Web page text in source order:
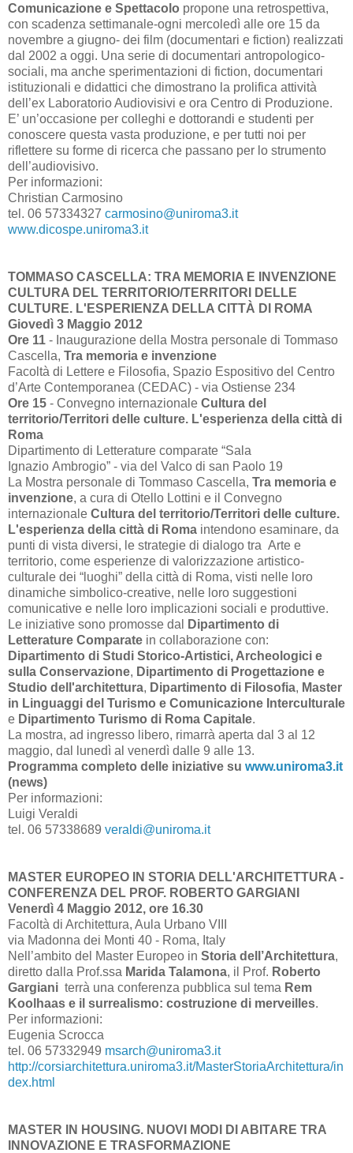
Comunicazione e Spettacolo propone una retrospettiva,
con scadenza settimanale-ogni mercoledì alle ore 15 da
novembre a giugno- dei film (documentari e fiction) realizzati
dal 2002 a oggi. Una serie di documentari antropologico-
sociali, ma anche sperimentazioni di fiction, documentari
istituzionali e didattici che dimostrano la prolifica attività
dell’ex Laboratorio Audiovisivi e ora Centro di Produzione.
E’ un’occasione per colleghi e dottorandi e studenti per
conoscere questa vasta produzione, e per tutti noi per
riflettere su forme di ricerca che passano per lo strumento
dell’audiovisivo.
Per informazioni:
Christian Carmosino
tel. 06 57334327 carmosino@uniroma3.it
www.dicospe.uniroma3.it
TOMMASO CASCELLA: TRA MEMORIA E INVENZIONE
CULTURA DEL TERRITORIO/TERRITORI DELLE
CULTURE. L'ESPERIENZA DELLA CITTÀ DI ROMA
Giovedì 3 Maggio 2012
Ore 11 - Inaugurazione della Mostra personale di Tommaso
Cascella, Tra memoria e invenzione
Facoltà di Lettere e Filosofia, Spazio Espositivo del Centro
d’Arte Contemporanea (CEDAC) - via Ostiense 234
Ore 15 - Convegno internazionale Cultura del
territorio/Territori delle culture. L'esperienza della città di
Roma
Dipartimento di Letterature comparate “Sala
Ignazio Ambrogio” - via del Valco di san Paolo 19
La Mostra personale di Tommaso Cascella, Tra memoria e
invenzione, a cura di Otello Lottini e il Convegno
internazionale Cultura del territorio/Territori delle culture.
L'esperienza della città di Roma intendono esaminare, da
punti di vista diversi, le strategie di dialogo tra Arte e
territorio, come esperienze di valorizzazione artistico-
culturale dei “luoghi” della città di Roma, visti nelle loro
dinamiche simbolico-creative, nelle loro suggestioni
comunicative e nelle loro implicazioni sociali e produttive.
Le iniziative sono promosse dal
Dipartimento di
Letterature Comparate in collaborazione con:
Dipartimento di Studi Storico-Artistici, Archeologici e
sulla Conservazione, Dipartimento di Progettazione e
Studio dell'architettura, Dipartimento di Filosofia, Master
in Linguaggi del Turismo e Comunicazione Interculturale
e Dipartimento Turismo di Roma Capitale.
La mostra, ad ingresso libero, rimarrà aperta dal 3 al 12
maggio, dal lunedì al venerdì dalle 9 alle 13.
Programma completo delle iniziative su www.uniroma3.it
(news)
Per informazioni:
Luigi Veraldi
tel. 06 57338689 veraldi@uniroma.it
MASTER EUROPEO IN STORIA DELL'ARCHITETTURA -
CONFERENZA DEL PROF. ROBERTO GARGIANI
Venerdì 4 Maggio 2012, ore 16.30
Facoltà di Architettura, Aula Urbano VIII
via Madonna dei Monti 40 - Roma, Italy
Nell’ambito del Master Europeo in Storia dell’Architettura,
diretto dalla Prof.ssa Marida Talamona, il Prof. Roberto
Gargiani terrà una conferenza pubblica sul tema Rem
Koolhaas e il surrealismo: costruzione di merveilles.
Per informazioni:
Eugenia Scrocca
tel. 06 57332949 msarch@uniroma3.it
http://corsiarchitettura.uniroma3.it/MasterStoriaArchitettura/in
dex.html
MASTER IN HOUSING. NUOVI MODI DI ABITARE TRA
INNOVAZIONE E TRASFORMAZIONE